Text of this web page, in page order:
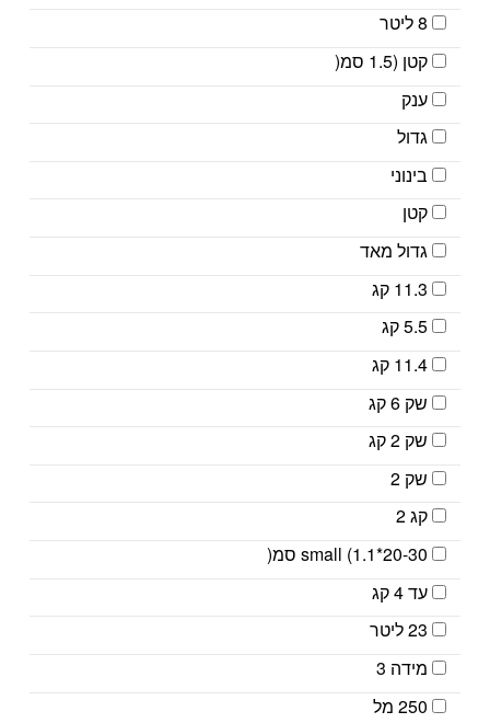
8 ליטר
קטן (1.5 סמ(
ענק
גדול
בינוני
קטן
גדול מאד
11.3 קג
5.5 קג
11.4 קג
שק 6 קג
שק 2 קג
שק 2
קג 2
small (1.1*20-30 סמ(
עד 4 קג
23 ליטר
מידה 3
250 מל